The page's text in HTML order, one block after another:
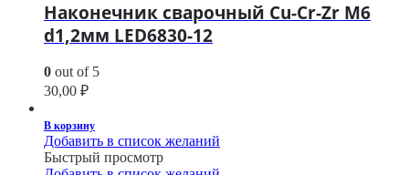
Наконечник сварочный Cu-Cr-Zr М6
d1,2мм LED6830-12
0 out of 5
30,00 ₽
В корзину
Добавить в список желаний
Быстрый просмотр